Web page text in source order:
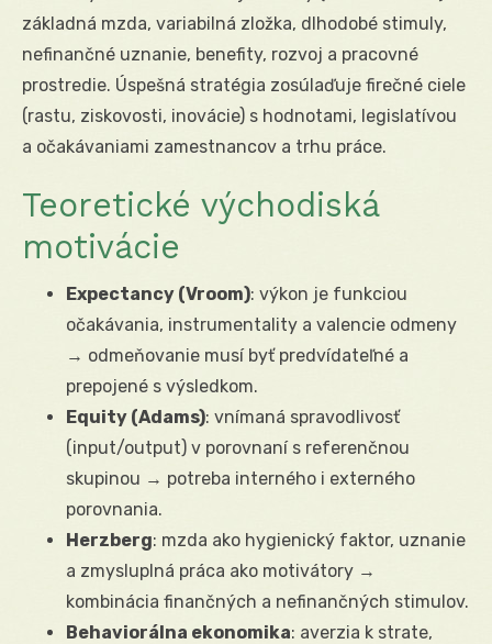
základná mzda, variabilná zložka, dlhodobé stimuly,
nefinančné uznanie, benefity, rozvoj a pracovné
prostredie. Úspešná stratégia zosúlaďuje firečné ciele
(rastu, ziskovosti, inovácie) s hodnotami, legislatívou
a očakávaniami zamestnancov a trhu práce.
Teoretické východiská
motivácie
Expectancy (Vroom): výkon je funkciou
očakávania, instrumentality a valencie odmeny
→ odmeňovanie musí byť predvídateľné a
prepojené s výsledkom.
Equity (Adams): vnímaná spravodlivosť
(input/output) v porovnaní s referenčnou
skupinou → potreba interného i externého
porovnania.
Herzberg: mzda ako hygienický faktor, uznanie
a zmysluplná práca ako motivátory →
kombinácia finančných a nefinančných stimulov.
Behaviorálna ekonomika: averzia k strate,